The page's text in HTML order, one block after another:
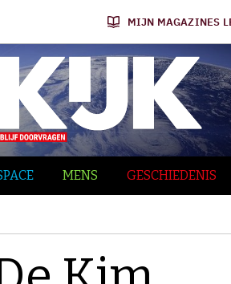
MIJN MAGAZINES
MENS GESCHIEDENIS